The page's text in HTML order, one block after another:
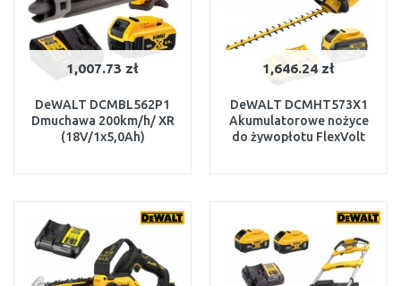
1,007.73 zł
DeWALT DCMBL562P1
Dmuchawa 200km/h/ XR
(18V/1x5,0Ah)
DO KOSZYKA
1,646.24 zł
DeWALT DCMHT573X1
Akumulatorowe nożyce
do żywopłotu FlexVolt
DO KOSZYKA